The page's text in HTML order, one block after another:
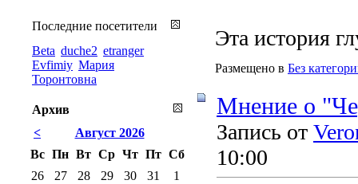
Эта история
Размещено в Без
Мнение о
Запись от
10:00
Последние посетители
Beta duche2 etranger
Evfimiy Мария
Торонтовна
Архив
<
Август 2026
Вс Пн Вт Ср Чт Пт Сб
26
27 28 29 30 31
1